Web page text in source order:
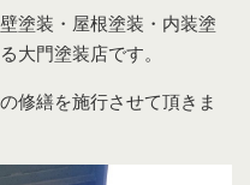
塗装・屋根塗装・内装塗
大門塗装店です。
修繕を施行させて頂きま